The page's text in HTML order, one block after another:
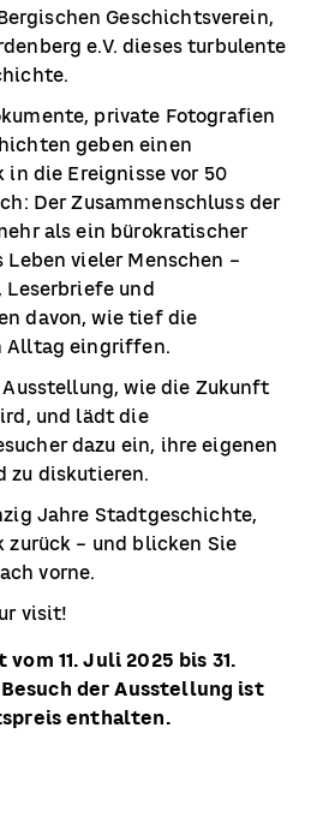
Geschichtsverein,
e.V. dieses turbulente
private Fotografien
geben einen
die Ereignisse vor 50
Der Zusammenschluss der
als ein bürokratischer
Leben vieler Menschen –
und
davon, wie tief die
Alltag eingriffen.
wie die Zukunft
und lädt die
dazu ein, ihre eigenen
zu diskutieren.
Jahre Stadtgeschichte,
zurück – und blicken Sie
vorne.
visit!
11. Juli 2025 bis 31.
Besuch der Ausstellung ist
enthalten.